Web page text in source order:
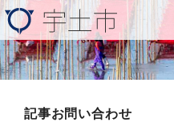
記事お問い合わせ